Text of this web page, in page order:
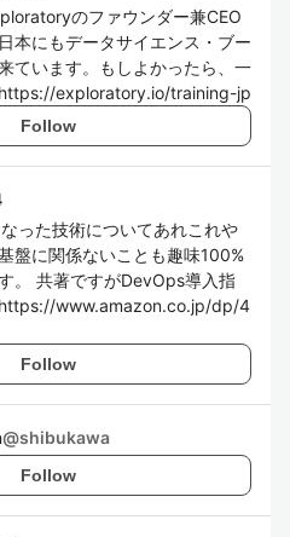
のファウンダー兼CEO
本にもデータサイエンス・ブー
ています。もしよかったら、一
exploratory.io/training-jp
Follow
った技術についてあれこれや
盤に関係ないことも趣味100%
。 共著ですがDevOps導入指
www.amazon.co.jp/dp/4
Follow
@shibukawa
Follow